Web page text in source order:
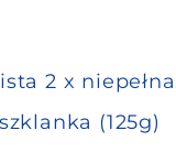
2 x
(125g)